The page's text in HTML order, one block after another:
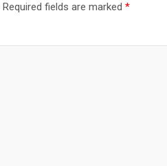
Required fields are marked *